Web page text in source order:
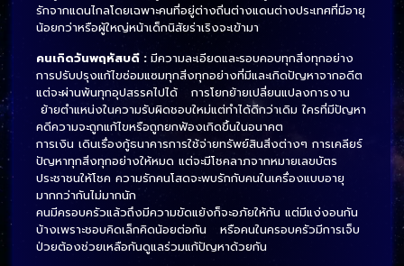
รักจากแดนไกลโดยเฉพาะคนที่อยู่ต่างถิ่นต่างแดนต่างประเทศที่มีอายุ
น้อยกว่าหรือผู้ใหญ่หน้าเด็กนิสัยร่าเริงจะเข้ามา
คนเกิดวันพฤหัสบดี : มีความละเอียดและรอบคอบทุกสิ่งทุกอย่าง
การปรับปรุงแก้ไขซ่อมแซมทุกสิ่งทุกอย่างที่มีและเกิดปัญหาจากอดีต
แต่จะผ่านพ้นทุกอุปสรรคไปได้ การโยกย้ายเปลี่ยนแปลงการงาน
ย้ายตำแหน่งในความรับผิดชอบใหม่แต่ทำได้ดีกว่าเดิม ใครที่มีปัญหา
คดีความจะถูกแก้ไขหรือถูกยกฟ้องเกิดขึ้นในอนาคต
การเงิน เดินเรื่องกู้ธนาคารการใช้จ่ายทรัพย์สินสิ่งต่างๆ การเคลียร์
ปัญหาทุกสิ่งทุกอย่างให้หมด แต่จะมีโชคลาภจากหมายเลขบัตร
ประชาชนให้โชค ความรักคนโสดจะพบรักกับคนในเครื่องแบบอายุ
มากกว่ากันไม่มากนัก
คนมีครอบครัวแล้วถึงมีความขัดแย้งก็จะอภัยให้กัน แต่มีแง่งอนกัน
บ้างเพราะชอบคิดเล็กคิดน้อยต่อกัน หรือคนในครอบครัวมีการเจ็บ
ป่วยต้องช่วยเหลือกันดูแลร่วมแก้ปัญหาด้วยกัน